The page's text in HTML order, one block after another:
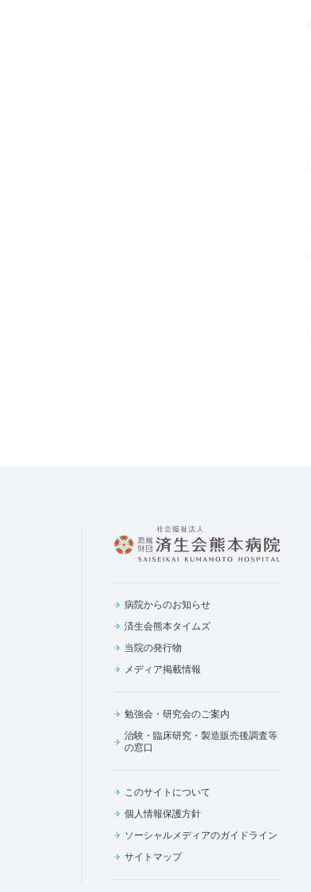
病院からのお知らせ
済生会熊本タイムズ
当院の発行物
メディア掲載情報
勉強会・研究会のご案内
治験・臨床研究・製造販売後調査等
の窓口
このサイトについて
個人情報保護方針
ソーシャルメディアのガイドライン
サイトマップ